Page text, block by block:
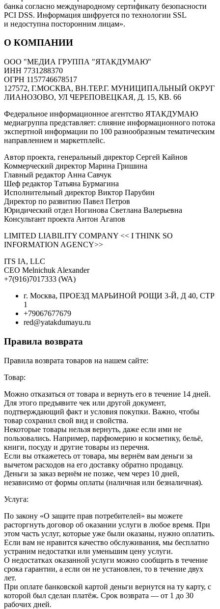
банка согласно международному сертификату безопасности
PCI DSS. Информация шифруется по технологии SSL
и недоступна посторонним лицам».
О КОМПАНИИ
ООО "МЕДИА ГРУППА "ЯТАКДУМАЮ"
ИНН 7731288370
ОГРН 1157746678517
127572, Г.МОСКВА, ВН.ТЕР.Г. МУНИЦИПАЛЬНЫЙ ОКРУГ
ЛИАНОЗОВО, УЛ ЧЕРЕПОВЕЦКАЯ, Д. 15, КВ. 66
Федеральное информационное агентство ЯТАКДУМАЮ
медиагруппа представляет: слияние информационного потока
экспертной информации по 100 разнообразным тематическим
направлением и маркетплейс.
Автор проекта, генеральный директор Сергей Кайнов
Коммерческий директор Марина Гришина
Главный редактор Анна Савчук
Шеф редактор Татьяна Бурмагина
Исполнительный директор Виктор Парубин
Директор по развитию Павел Петров
Юридический отдел Ногинова Светлана Валерьевна
Консультант проекта Антон Агапов
LIMITED LIABILITY COMPANY << I THINK SO
INFORMATION AGENCY>>
ITS IA, LLC
CEO Melnichuk Alexander
+7(916)7017333 (WA)
г. Москва, ПРОЕЗД МАРЬИНОЙ РОЩИ 3-Й, Д 40, СТР
1
+79067677679
red@yatakdumayu.ru
Правила возврата
Правила возврата товаров на нашем сайте:
Товар:
Можно отказаться от товара и вернуть его в течение 14 дней.
Для этого предъявите чек или другой документ,
подтверждающий факт и условия покупки. Важно, чтобы
товар сохранил свой вид и свойства.
Некоторые товары нельзя вернуть, даже если ими не
пользовались. Например, парфюмерию и косметику, бельё,
книги, посуду и другие товары из перечня.
Если вы откажетесь от товара, мы вернём вам деньги за
вычетом расходов на его доставку обратно продавцу.
Деньги за заказ вернём не позже, чем через 10 дней,
независимо от формы оплаты (наличная или безналичная).
Услуга:
По закону «О защите прав потребителей» вы можете
расторгнуть договор об оказании услуги в любое время. При
этом часть услуг, которые уже были оказаны, нужно оплатить.
Если вам не нравится качество обслуживания, мы бесплатно
устраним недостатки или уменьшим цену услуги.
О недостатках оказанной услуги можно сообщить в течение
срока гарантии, а если он не установлен, то в течение двух
лет.
При оплате банковской картой деньги вернутся на ту карту, с
которой был сделан платёж. Срок возврата — от 1 до 30
рабочих дней.